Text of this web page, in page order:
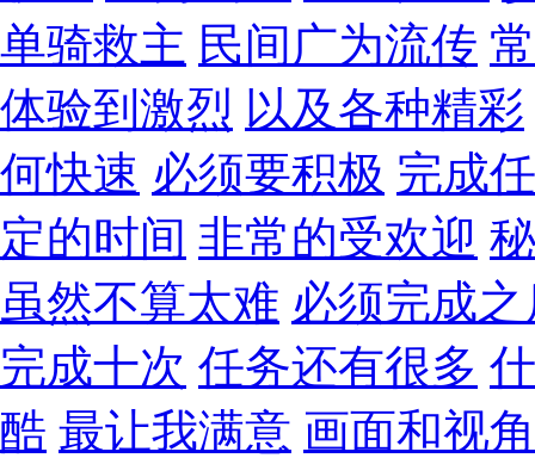
单骑救主 民间广为流传
体验到激烈 以及各种精彩
何快速 必须要积极 完成
定的时间 非常的受欢迎
虽然不算太难 必须完成
完成十次 任务还有很多
酷 最让我满意 画面和视角